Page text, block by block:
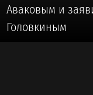
Аваковым и
Головкиным
🥊 #БОКС